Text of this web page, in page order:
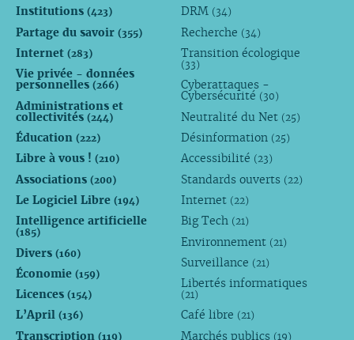
Institutions (423)
Partage du savoir (355)
Internet (283)
Vie privée - données
personnelles (266)
Administrations et
collectivités (244)
Éducation (222)
Libre à vous ! (210)
Associations (200)
Le Logiciel Libre (194)
Intelligence artificielle
(185)
Divers (160)
Économie (159)
Licences (154)
L’April (136)
Transcription (119)
DRM (34)
Recherche (34)
Transition écologique
(33)
Cyberattaques -
Cybersécurité (30)
Neutralité du Net (25)
Désinformation (25)
Accessibilité (23)
Standards ouverts (22)
Internet (22)
Big Tech (21)
Environnement (21)
Surveillance (21)
Libertés informatiques
(21)
Café libre (21)
Marchés publics (19)